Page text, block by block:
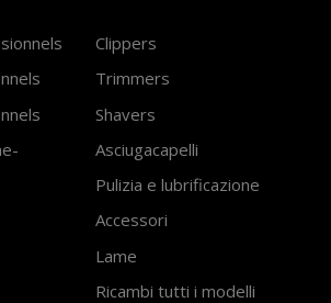
Clippers
Trimmers
Shavers
Asciugacapelli
Pulizia e lubrificazione
Accessori
Lame
Ricambi tutti i modelli